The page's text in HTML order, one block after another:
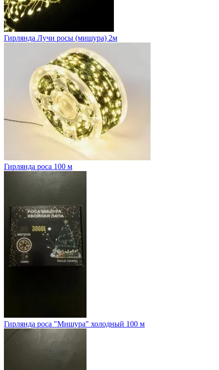
Гирлянда Лучи росы (мишура) 2м
Гирлянда роса 100 м
Гирлянда роса "Мишура" холодный 100 м